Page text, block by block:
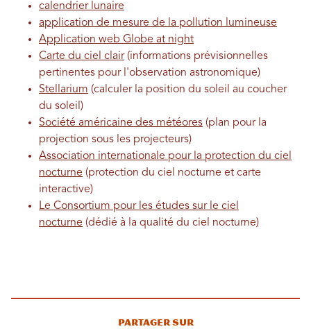
calendrier lunaire
application de mesure de la pollution lumineuse
Application web Globe at night
Carte du ciel clair(informations prévisionnelles
pertinentes pour l'observation astronomique)
Stellarium (calculer la position du soleil au coucher
du soleil)
Société américaine des météores (plan pour la
projection sous les projecteurs)
Association internationale pour la protection du ciel
nocturne (protection du ciel nocturne et carte
interactive)
Le Consortium pour les études sur le ciel
nocturne (dédié à la qualité du ciel nocturne)
Partager sur